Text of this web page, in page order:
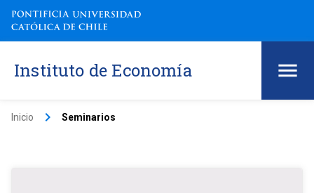
Instituto de Economía
Inicio keyboard_arrow_right Seminarios